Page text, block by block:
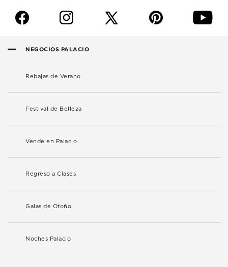
f i p y
NEGOCIOS PALACIO
Rebajas de Verano
Festival de Belleza
Vende en Palacio
Regreso a Clases
Galas de Otoño
Noches Palacio